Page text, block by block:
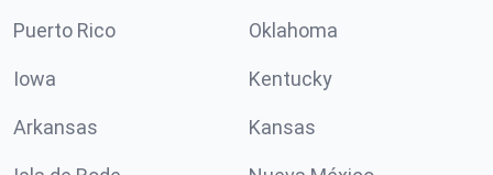
Puerto Rico Oklahoma
Iowa Kentucky
Arkansas Kansas